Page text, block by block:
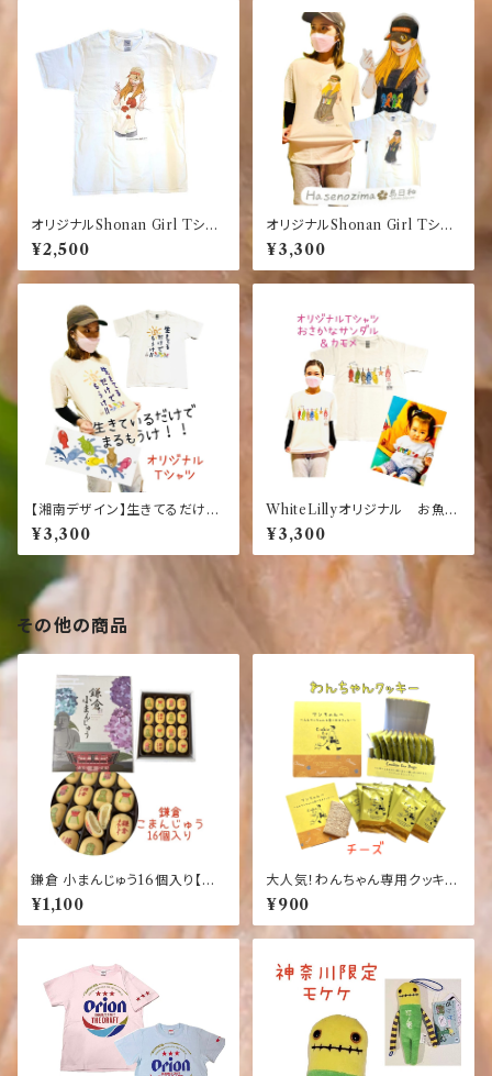
オリジナルShonan Girl Tシャ
ツ【ホワイト】【湘南】【ハイビスカ
ス】
¥2,500
オリジナルShonan Girl Tシャ
ツ【ブラック】【湘南】【お魚サンダ
ル】
¥3,300
【湘南デザイン】生きてるだけで
まるもうけ！ 【白Tシャツ】【湘
南】【限定】【大人気】【オリジナ
ル】
¥3,300
WhiteLillyオリジナル お魚サ
ンダル＆カモメ Tシャツ 【湘
南】【お土産】【親子ペア】【子供
サイズ】【限定】【白】【ホワイト】
【半袖】【お土産】
¥3,300
その他の商品
鎌倉 小まんじゅう16個入り【湘
南】【江の島】【海】【お土産】
¥1,100
大人気！わんちゃん専用クッキー
【チーズ味】【犬】【おやつ】ワンち
ゃんへ～人もワンちゃんも食べ
れるクッキー【10枚入り】【国産】
ク】【フード】
¥900